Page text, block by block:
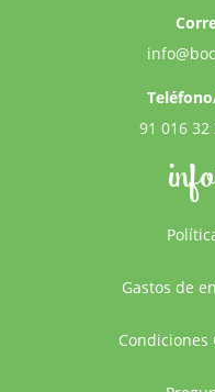
Gastos de
Condiciones
91 016 32